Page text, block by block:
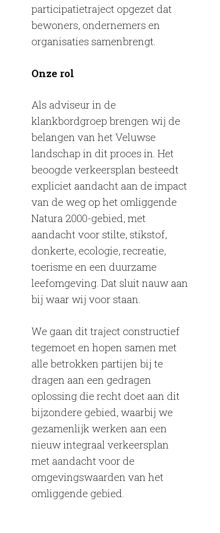
participatietraject opgezet dat
bewoners, ondernemers en
organisaties samenbrengt.
Onze rol
Als adviseur in de
klankbordgroep brengen wij de
belangen van het Veluwse
landschap in dit proces in. Het
beoogde verkeersplan besteedt
expliciet aandacht aan de impact
van de weg op het omliggende
Natura 2000-gebied, met
aandacht voor stilte, stikstof,
donkerte, ecologie, recreatie,
toerisme en een duurzame
leefomgeving. Dat sluit nauw aan
bij waar wij voor staan.
We gaan dit traject constructief
tegemoet en hopen samen met
alle betrokken partijen bij te
dragen aan een gedragen
oplossing die recht doet aan dit
bijzondere gebied, waarbij we
gezamenlijk werken aan een
nieuw integraal verkeersplan
met aandacht voor de
omgevingswaarden van het
omliggende gebied.